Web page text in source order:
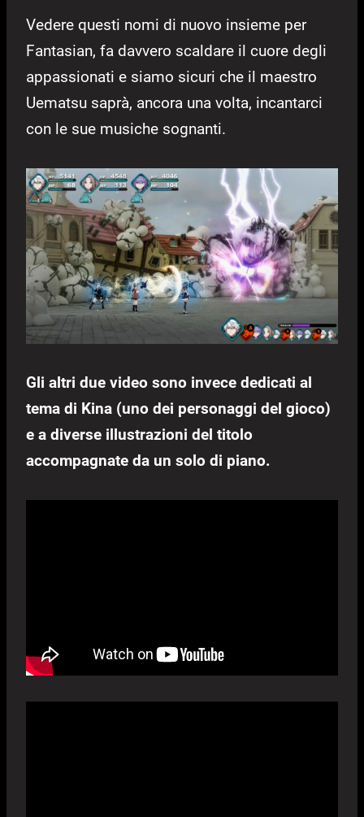
Vedere questi nomi di nuovo insieme per
Fantasian, fa davvero scaldare il cuore degli
appassionati e siamo sicuri che il maestro
Uematsu saprà, ancora una volta, incantarci
con le sue musiche sognanti.
Gli altri due video sono invece dedicati al
tema di Kina (uno dei personaggi del gioco)
e a diverse illustrazioni del titolo
accompagnate da un solo di piano.